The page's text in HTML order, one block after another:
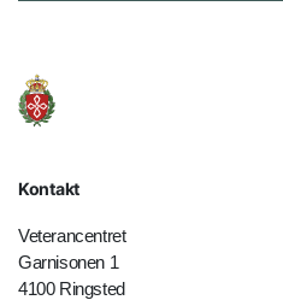
Kontakt
Veterancentret
Garnisonen 1
4100 Ringsted